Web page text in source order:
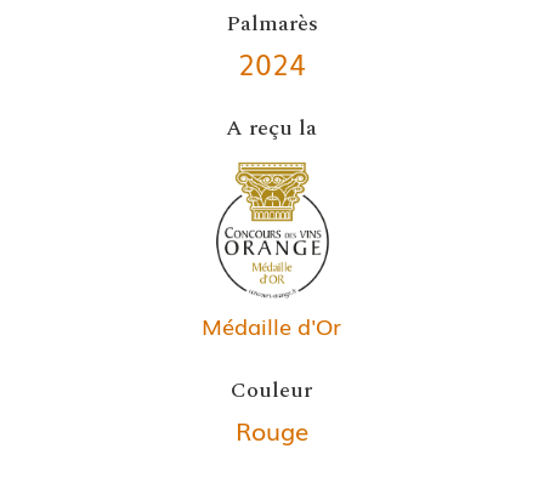
Palmarès
2024
A reçu la
Médaille d'Or
Couleur
Rouge